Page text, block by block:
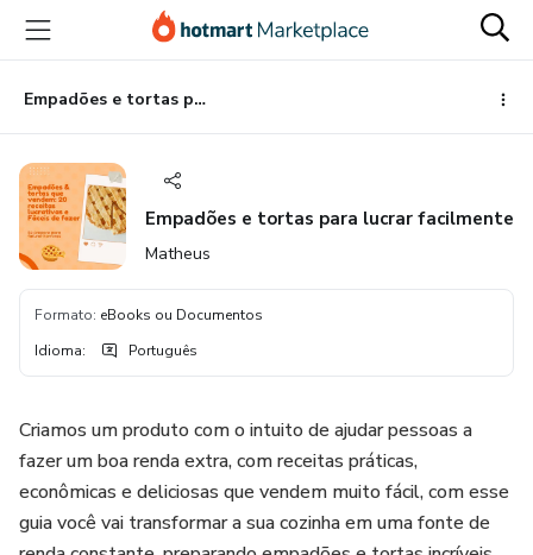
para
conteúdo
principal
para
pagamento
para
rodapé
Empadões e tortas para lucrar facilmente
Empadões e tortas para lucrar facilmente
Matheus
Formato: eBooks ou Documentos
Idioma: Português
Criamos um produto com o intuito de ajudar pessoas a
fazer um boa renda extra, com receitas práticas,
econômicas e deliciosas que vendem muito fácil, com esse
guia você vai transformar a sua cozinha em uma fonte de